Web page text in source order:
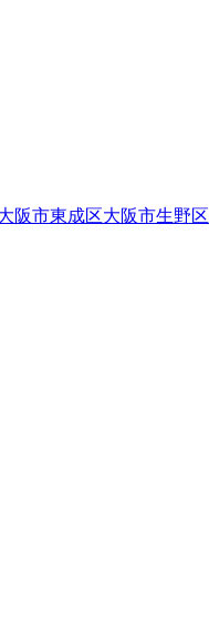
阪市東成区大阪市生野区